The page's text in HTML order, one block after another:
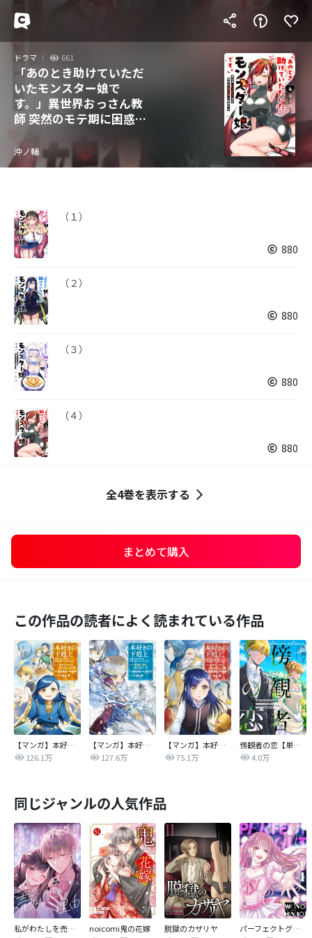
ドラマ 661
「あのとき助けていただ
いたモンスター娘で
す。」異世界おっさん教
師 突然のモテ期に困惑す
沖ノ輔
（１）
880
（２）
880
（３）
880
（４）
880
全4巻を表示する
まとめて購入
この作品の読者によく読まれている作品
【マンガ】本好きの下剋上 第二部
126.1万
【マンガ】本好きの下剋上 第三部
127.6万
【マンガ】本好きの下剋上
75.1万
傍観者の恋【単話売】
4.0万
同じジャンルの人気作品
私がわたしを売る理由
noicomi鬼の花嫁
脱獄のカザリヤ
パーフェクトグリッター